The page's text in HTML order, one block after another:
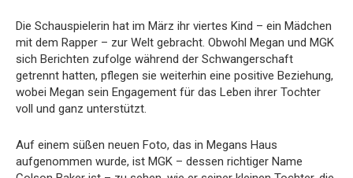
Die Schauspielerin hat im März ihr viertes Kind – ein Mädchen
mit dem Rapper – zur Welt gebracht. Obwohl Megan und MGK
sich Berichten zufolge während der Schwangerschaft
getrennt hatten, pflegen sie weiterhin eine positive Beziehung,
wobei Megan sein Engagement für das Leben ihrer Tochter
voll und ganz unterstützt.
Auf einem süßen neuen Foto, das in Megans Haus
aufgenommen wurde, ist MGK – dessen richtiger Name